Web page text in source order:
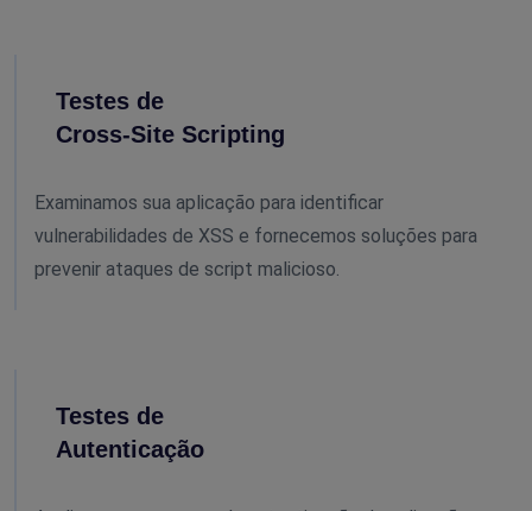
Testes de
Cross-Site Scripting
Examinamos sua aplicação para identificar
vulnerabilidades de XSS e fornecemos soluções para
prevenir ataques de script malicioso.
Testes de
Autenticação